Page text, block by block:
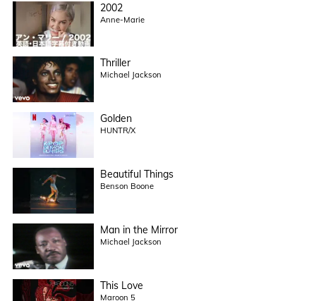
2002
Anne-Marie
Thriller
Michael Jackson
Golden
HUNTR/X
Beautiful Things
Benson Boone
Man in the Mirror
Michael Jackson
This Love
Maroon 5